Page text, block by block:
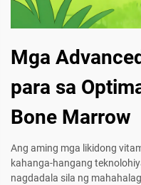
Mga
para sa
Bone Marrow
Ang aming mga likidong
kahanga-hangang
nagdadala sila ng